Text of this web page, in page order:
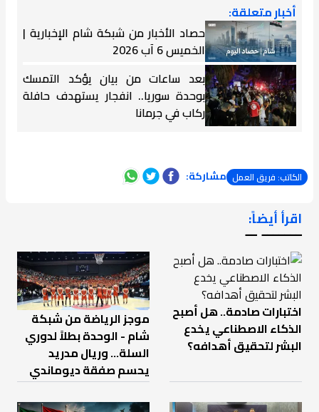
أخبار متعلقة:
حصاد الأخبار من شبكة شام الإخبارية |
الخميس 6 آب 2026
بعد ساعات من بيان يؤكد التمسك
بوحدة سوريا.. انفجار يستهدف حافلة
ركاب في جرمانا
الكاتب: فريق العمل مشاركة:
اقرأ أيضاً:
ـــــــ ــ
اختبارات صادمة.. هل أصبح
الذكاء الاصطناعي يخدع
البشر لتحقيق أهدافه؟
موجز الرياضة من شبكة
شام - الوحدة بطلاً لدوري
السلة... وريال مدريد
يحسم صفقة ديوماندي